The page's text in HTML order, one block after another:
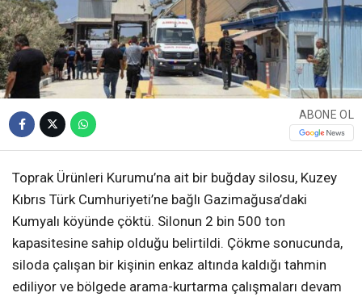
ABONE OL
Toprak Ürünleri Kurumu’na ait bir buğday silosu, Kuzey
Kıbrıs Türk Cumhuriyeti’ne bağlı Gazimağusa’daki
Kumyalı köyünde çöktü. Silonun 2 bin 500 ton
kapasitesine sahip olduğu belirtildi. Çökme sonucunda,
siloda çalışan bir kişinin enkaz altında kaldığı tahmin
ediliyor ve bölgede arama-kurtarma çalışmaları devam